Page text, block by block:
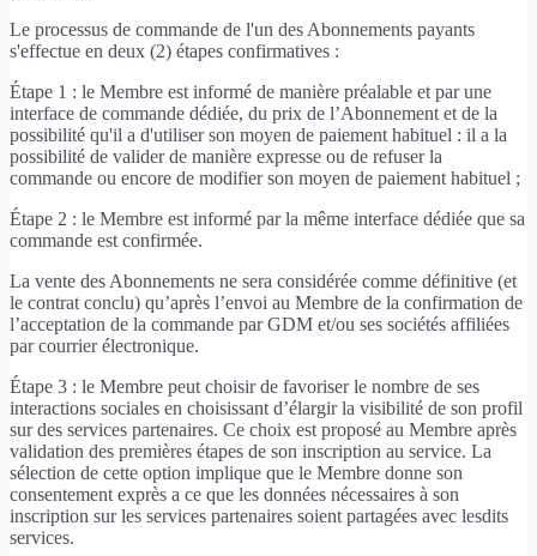
Le processus de commande de l'un des Abonnements payants
s'effectue en deux (2) étapes confirmatives :
Étape 1 : le Membre est informé de manière préalable et par une
interface de commande dédiée, du prix de l’Abonnement et de la
possibilité qu'il a d'utiliser son moyen de paiement habituel : il a la
possibilité de valider de manière expresse ou de refuser la
commande ou encore de modifier son moyen de paiement habituel ;
Étape 2 : le Membre est informé par la même interface dédiée que sa
commande est confirmée.
La vente des Abonnements ne sera considérée comme définitive (et
le contrat conclu) qu’après l’envoi au Membre de la confirmation de
l’acceptation de la commande par GDM et/ou ses sociétés affiliées
par courrier électronique.
Étape 3 : le Membre peut choisir de favoriser le nombre de ses
interactions sociales en choisissant d’élargir la visibilité de son profil
sur des services partenaires. Ce choix est proposé au Membre après
validation des premières étapes de son inscription au service. La
sélection de cette option implique que le Membre donne son
consentement exprès a ce que les données nécessaires à son
inscription sur les services partenaires soient partagées avec lesdits
services.